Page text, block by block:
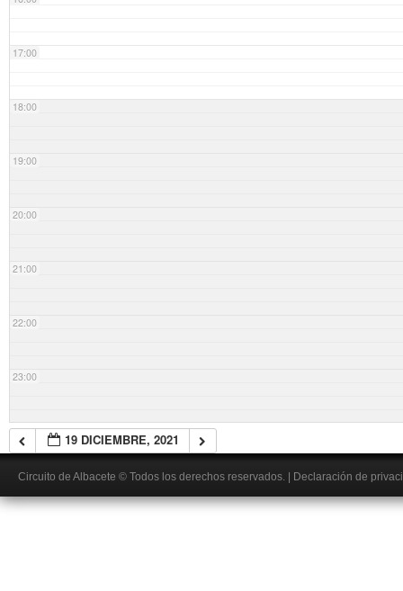
17:00
18:00
19:00
20:00
21:00
22:00
23:00
19 DICIEMBRE, 2021
Circuito de Albacete © Todos los derechos reservados. Declaración de